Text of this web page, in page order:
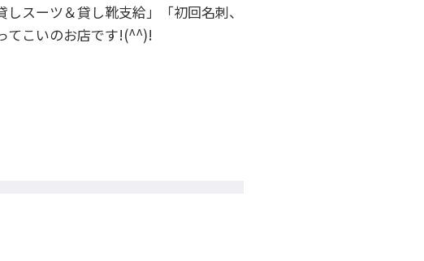
スーツ＆貸し靴支給」「初回名刺、
てこいのお店です!(^^)!